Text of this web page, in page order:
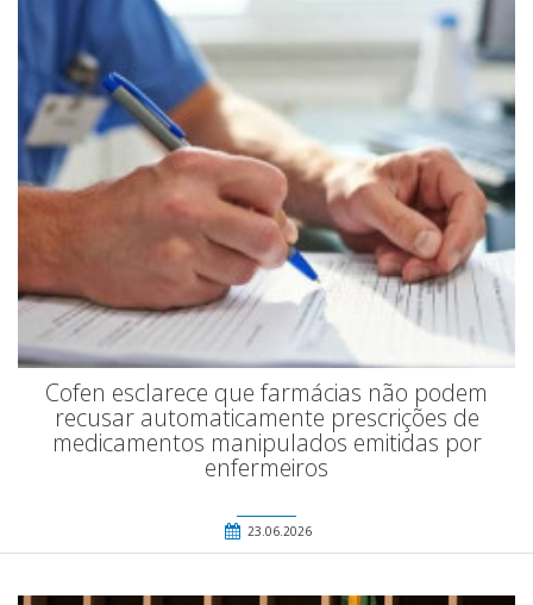
Cofen esclarece que farmácias não podem
recusar automaticamente prescrições de
medicamentos manipulados emitidas por
enfermeiros
23.06.2026